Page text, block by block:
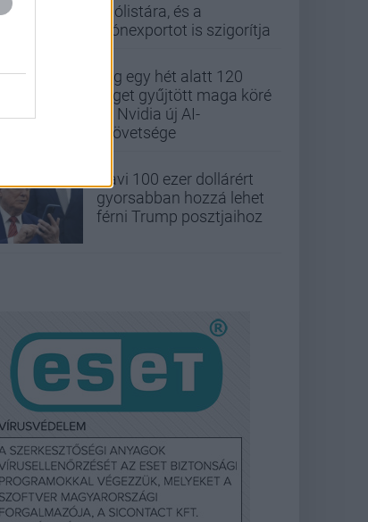
tiltólistára, és a
drónexportot is szigorítja
Alig egy hét alatt 120
céget gyűjtött maga köré
az Nvidia új AI-
szövetsége
Havi 100 ezer dollárért
gyorsabban hozzá lehet
férni Trump posztjaihoz